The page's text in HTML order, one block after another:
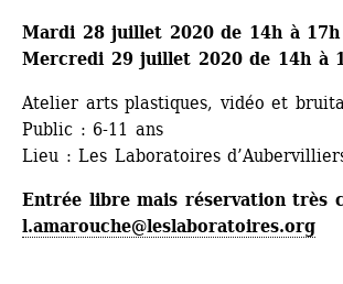
Mardi 28 juillet 2020 de 14h à 17h
Mercredi 29 juillet 2020 de 14h à
Atelier arts plastiques, vidéo et
Public : 6-11 ans
Lieu : Les Laboratoires
Entrée libre mais réservation très
l.amarouche@leslaboratoires.org